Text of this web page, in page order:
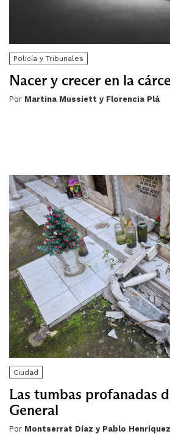
Policía y Tribunales
Nacer y crecer en la
Por Martina Mussiett y Florencia Plá
Ciudad
Las tumbas profanadas
General
Por Montserrat Díaz y Pablo Henríquez